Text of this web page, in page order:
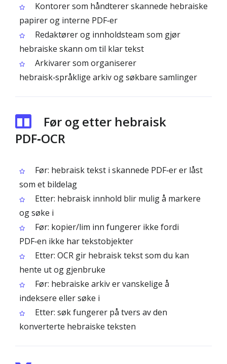
Kontorer som håndterer skannede hebraiske
papirer og interne PDF‑er
Redaktører og innholdsteam som gjør
hebraiske skann om til klar tekst
Arkivarer som organiserer
hebraisk‑språklige arkiv og søkbare samlinger
Før og etter hebraisk
PDF‑OCR
Før: hebraisk tekst i skannede PDF‑er er låst
som et bildelag
Etter: hebraisk innhold blir mulig å markere
og søke i
Før: kopier/lim inn fungerer ikke fordi
PDF‑en ikke har tekstobjekter
Etter: OCR gir hebraisk tekst som du kan
hente ut og gjenbruke
Før: hebraiske arkiv er vanskelige å
indeksere eller søke i
Etter: søk fungerer på tvers av den
konverterte hebraiske teksten